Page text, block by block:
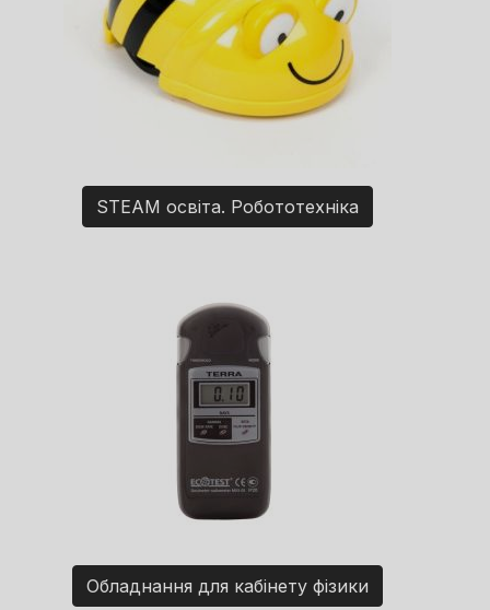
STEAM освіта. Робототехніка
Обладнання для кабінету фізики